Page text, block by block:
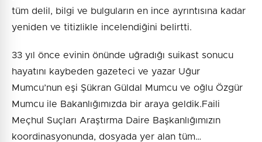
tüm delil, bilgi ve bulguların en ince ayrıntısına kadar
yeniden ve titizlikle incelendiğini belirtti.
33 yıl önce evinin önünde uğradığı suikast sonucu
hayatını kaybeden gazeteci ve yazar Uğur
Mumcu’nun eşi Şükran Güldal Mumcu ve oğlu Özgür
Mumcu ile Bakanlığımızda bir araya geldik.Faili
Meçhul Suçları Araştırma Daire Başkanlığımızın
koordinasyonunda, dosyada yer alan tüm…